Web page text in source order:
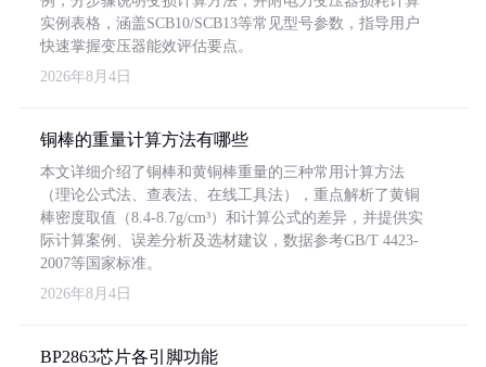
实例表格，涵盖SCB10/SCB13等常见型号参数，指导用户
快速掌握变压器能效评估要点。
2026年8月4日
铜棒的重量计算方法有哪些
本文详细介绍了铜棒和黄铜棒重量的三种常用计算方法
（理论公式法、查表法、在线工具法），重点解析了黄铜
棒密度取值（8.4-8.7g/cm³）和计算公式的差异，并提供实
际计算案例、误差分析及选材建议，数据参考GB/T 4423-
2007等国家标准。
2026年8月4日
BP2863芯片各引脚功能